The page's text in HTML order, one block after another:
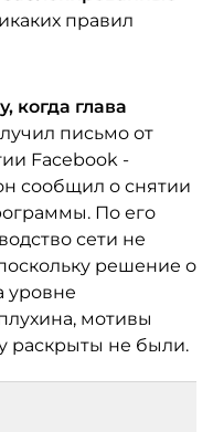
правил
когда глава
письмо от
Facebook -
сообщил о снятии
По его
сети не
решение о
уровне
мотивы
раскрыты не были.